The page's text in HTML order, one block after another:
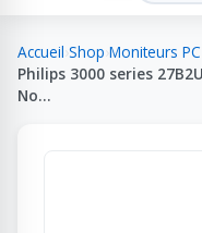
Accueil Shop Moniteurs PC
Philips 3000 series
No…